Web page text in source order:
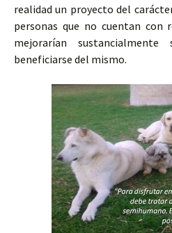
realidad un proyecto del
personas que no cuentan con
mejorarían
beneficiarse del mismo.